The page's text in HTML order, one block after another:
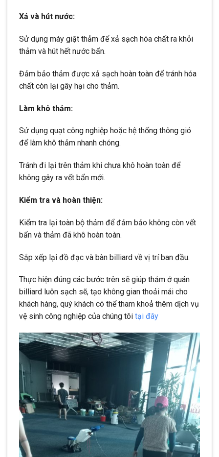
Xả và hút nước:
Sử dụng máy giặt thảm để xả sạch hóa chất ra khỏi
thảm và hút hết nước bẩn.
Đảm bảo thảm được xả sạch hoàn toàn để tránh hóa
chất còn lại gây hại cho thảm.
Làm khô thảm:
Sử dụng quạt công nghiệp hoặc hệ thống thông gió
để làm khô thảm nhanh chóng.
Tránh đi lại trên thảm khi chưa khô hoàn toàn để
không gây ra vết bẩn mới.
Kiểm tra và hoàn thiện:
Kiểm tra lại toàn bộ thảm để đảm bảo không còn vết
bẩn và thảm đã khô hoàn toàn.
Sắp xếp lại đồ đạc và bàn billiard về vị trí ban đầu.
Thực hiện đúng các bước trên sẽ giúp thảm ở quán
billiard luôn sạch sẽ, tạo không gian thoải mái cho
khách hàng, quý khách có thể tham khoả thêm dịch vụ
vệ sinh công nghiệp của chúng tôi tại đây